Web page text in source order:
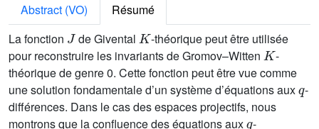
Abstract (VO)
Résumé
La fonction
J
de Givental
-théorique peut être utilisée
pour reconstruire les invariants de Gromov–Witten
K
-
théorique de genre 0. Cette fonction peut être vue comme
une solution fondamentale d’un système d’équations aux -
différences. Dans le cas des espaces projectifs, nous
montrons que la confluence des équations aux
q
-